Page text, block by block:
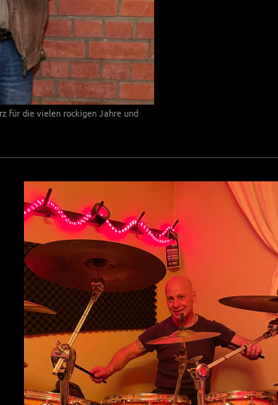
für die vielen rockigen Jahre und